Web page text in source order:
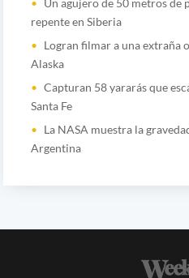
Un agujero de 50 metros de
repente en Siberia
Logran filmar a una extraña
Alaska
Capturan 58 yararás que
Santa Fe
La NASA muestra la
Argentina